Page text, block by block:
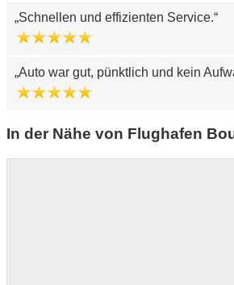
Schnellen und effizienten Service.
Auto war gut, pünktlich und kein
In der Nähe von Flughafen